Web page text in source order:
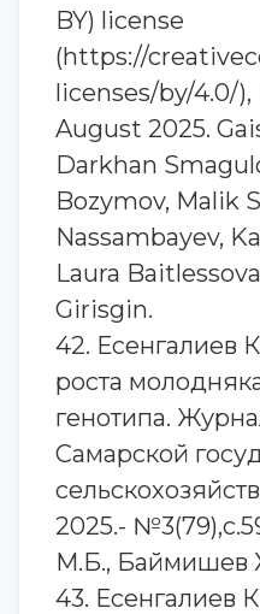
BY) license
(https://
licenses/by/4.0/),
August 2025.
Darkhan
Bozymov, Malik
Nassambayev,
Laura
Girisgin.
42. Есенгалиев
роста
генотипа.
Самарской
2025.-
М.Б., Баймишев
43. Есенгалиев